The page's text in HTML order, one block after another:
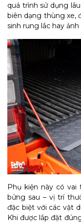
quá trình sử dụng
biên dạng thùng xe,
sinh rung lắc hay
Phụ kiện này có
bửng sau – vị trí
đặc biệt với các vật
Khi được lắp đặt